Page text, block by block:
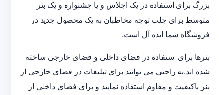
بزرگ برای استفاده در یک اجلاس و یا جشنواره و یک بنر
متوسط برای جلب توجه مخاطبان به یک محصول جدید در
فروشگاه شما ایده آل است.
بنرها برای استفاده در فضای داخلی و فضای خارجی ساخته
شده اند.به راحتی می توانید برای تبلیغات در فضای خارجی از
بنر باکیفیت و مقاوم استفاده نمایید و برای فضای داخلی از